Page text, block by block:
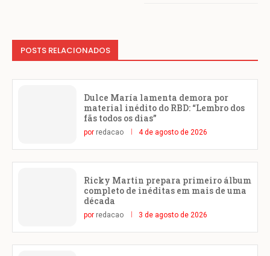
POSTS RELACIONADOS
Dulce María lamenta demora por
material inédito do RBD: “Lembro dos
fãs todos os dias”
por redacao 4 de agosto de 2026
Ricky Martin prepara primeiro álbum
completo de inéditas em mais de uma
década
por redacao 3 de agosto de 2026